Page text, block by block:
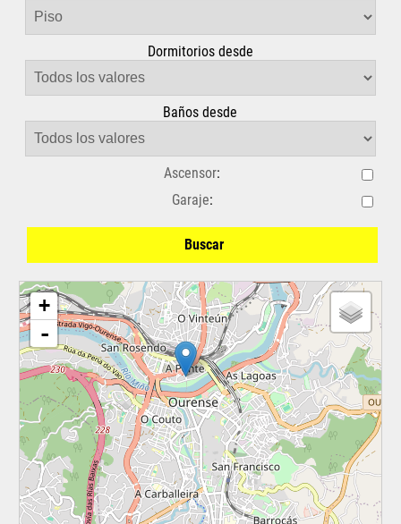
Dormitorios desde
Baños desde
Ascensor:
Garaje:
Buscar
+
-